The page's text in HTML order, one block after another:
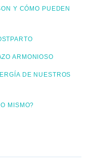
Y CÓMO PUEDEN
ARMONIOSO
DE NUESTROS
MISMO?